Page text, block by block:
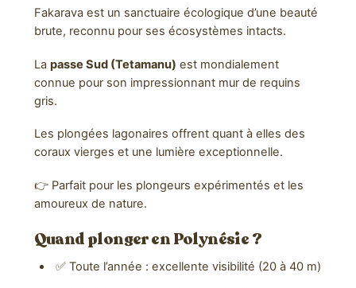
Fakarava est un sanctuaire écologique d’une beauté
brute, reconnu pour ses écosystèmes intacts.
La passe Sud (Tetamanu) est mondialement
connue pour son impressionnant mur de requins
gris.
Les plongées lagonaires offrent quant à elles des
coraux vierges et une lumière exceptionnelle.
👉 Parfait pour les plongeurs expérimentés et les
amoureux de nature.
Quand plonger en Polynésie ?
✅ Toute l’année : excellente visibilité (20 à 40 m)